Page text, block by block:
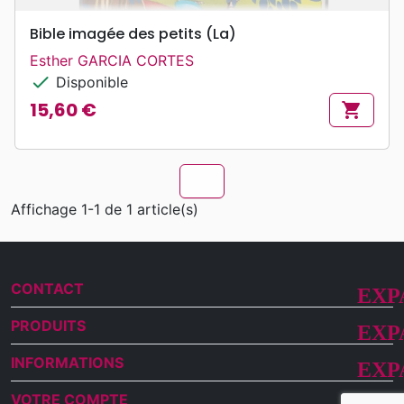
Bible imagée des petits (La)
Esther GARCIA CORTES
check Disponible
Prix
15,60 € shopping_cart
Affichage 1-1 de 1 article(s)
CONTACT
PRODUITS
INFORMATIONS
VOTRE COMPTE